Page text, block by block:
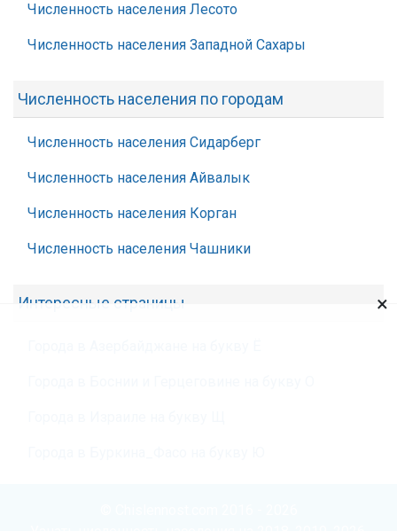
Численность населения Лесото
Численность населения Западной Сахары
Численность населения по городам
Численность населения Сидарберг
Численность населения Айвалык
Численность населения Корган
Численность населения Чашники
Интересные страницы ×